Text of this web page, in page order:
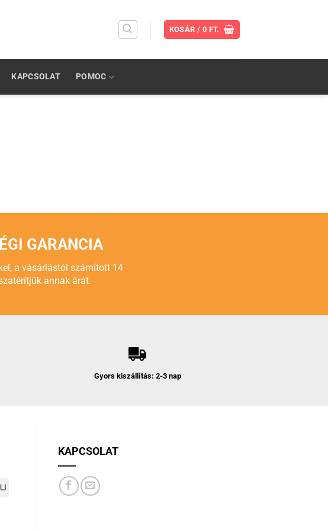
KOSÁR / 0 FT.
KAPCSOLAT POMOC
GARANCIA
a vásárlástól számított 14
annak árát.
Gyors kiszállítás: 2-3 nap
PayU
KAPCSOLAT